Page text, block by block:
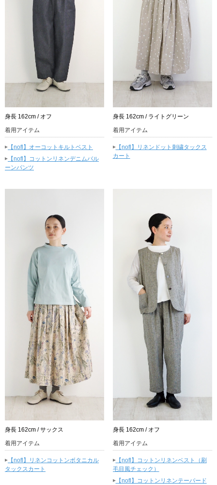
身長 162cm / オフ
着用アイテム
▸ 【nofl】オーコットキルトベスト
▸ 【nofl】コットンリネンデニムバル
ーンパンツ
身長 162cm / ライトグリーン
着用アイテム
▸【nofl】リネンドット刺繍タックス
カート
身長 162cm / サックス
着用アイテム
▸ 【nofl】リネンコットンボタニカル
タックスカート
身長 162cm / オフ
着用アイテム
▸【nofl】コットンリネンベスト（刷
毛目風チェック）
▸【nofl】コットンリネンテーパード